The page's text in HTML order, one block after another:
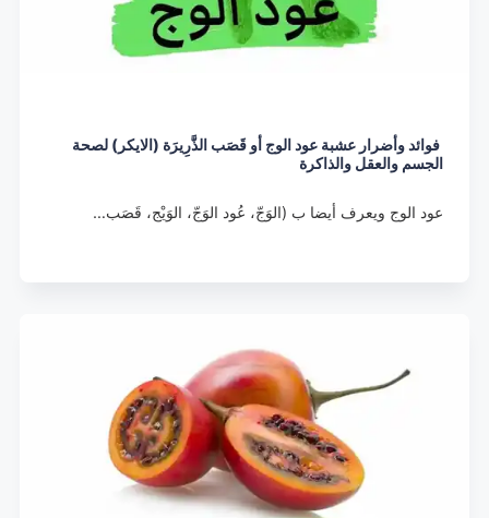
فوائد وأضرار عشبة عود الوج أو قَصَب الذَّرِيرَة (الايكر) لصحة
الجسم والعقل والذاكرة
عود الوج ويعرف أيضا ب (الوَجّ، عُود الوَجّ، الوَيْج، قَصَب…